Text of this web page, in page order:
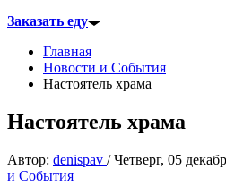
Заказать еду
Главная
Новости и События
Настоятель храма
Настоятель храма
Автор: denispav /Четверг, 05
и События